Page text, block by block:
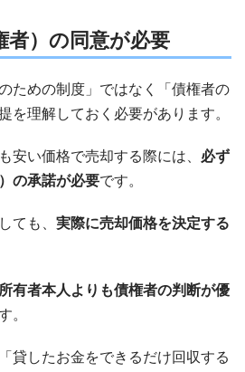
者）の同意が必要
ための制度」ではなく「債権者の
を理解しておく必要があります。
安い価格で売却する際には、 必ず
の承諾が必要です。
ても、 実際に売却価格を決定する
所有者本人よりも債権者の判断が優
。
貸したお金をできるだけ回収する